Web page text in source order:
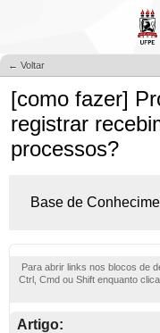
← Voltar
[como fazer]
registrar
processos?
Base de
Para abrir links nos blocos de
Ctrl, Cmd ou Shift enquanto
Artigo: